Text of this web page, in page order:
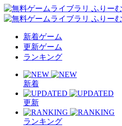
新着ゲーム
更新ゲーム
ランキング
新着
更新
ランキング